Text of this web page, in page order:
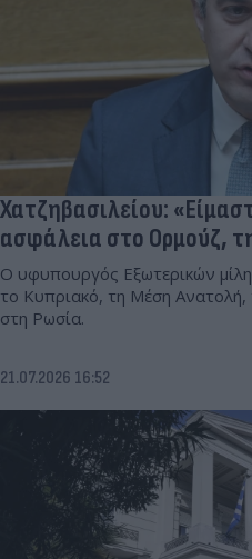
Χατζηβασιλείου:
ασφάλεια στο Ορμούζ,
Ο υφυπουργός Εξωτερικών
το Κυπριακό, τη Μέση Ανατολή,
στη Ρωσία.
21.07.2026 16:52